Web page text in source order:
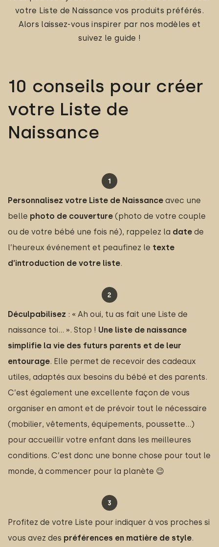
votre Liste de Naissance vos produits préférés.
Alors laissez-vous inspirer par nos modèles et
suivez le guide !
10 conseils pour créer
votre Liste de
Naissance
Personnalisez votre Liste de Naissance avec une
belle photo de couverture (photo de votre couple
ou de votre bébé une fois né), rappelez la date de
l’heureux événement et peaufinez le texte
d’introduction de votre liste.
Déculpabilisez : « Ah oui, tu as fait une Liste de
naissance toi… ». Stop ! Une liste de naissance
simplifie la vie des futurs parents et de leur
entourage. Elle permet de recevoir des cadeaux
utiles, adaptés aux besoins du bébé et des parents.
C’est également une excellente façon de vous
organiser en amont et de prévoir tout le nécessaire
(mobilier, vêtements, équipements, poussette…)
pour accueillir votre enfant dans les meilleures
conditions. C’est donc une bonne chose pour tout le
monde, à commencer pour la planète 😉
Profitez de votre Liste pour indiquer à vos proches si
vous avez des préférences en matière de style.